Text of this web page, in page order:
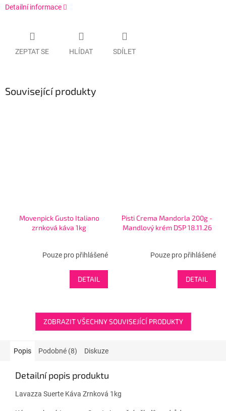
Detailní informace
ZEPTAT SE HLÍDAT SDÍLET
Související produkty
Movenpick Gusto Italiano
zrnková káva 1kg
Pouze pro přihlášené
DETAIL
Pisti Crema Mandorla 200g -
Mandlový krém DSP 18.11.26
Pouze pro přihlášené
DETAIL
ZOBRAZIT VŠECHNY SOUVISEJÍCÍ PRODUKTY
Popis Podobné (8) Diskuze
Detailní popis produktu
Lavazza Suerte Káva Zrnková 1kg